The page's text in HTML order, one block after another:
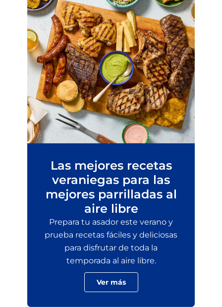
Las mejores recetas
veraniegas para las
mejores parrilladas al
aire libre
Prepara tu asador este verano y
prueba recetas fáciles y deliciosas
para disfrutar de toda la
temporada al aire libre.
Ver más